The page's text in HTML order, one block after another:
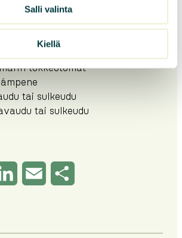
Salli valinta
Kiellä
tukkeutumat
tai sulkeudu
tai sulkeudu
LinkedInEmail